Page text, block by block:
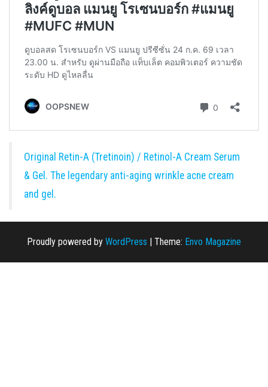
Original Retin-A (Tretinoin) / Retinol-A Cream Serum
& Gel. The legendary anti-aging wrinkle acne cream
and gel.
Proudly powered by WordPress | Theme: Envo Magazine